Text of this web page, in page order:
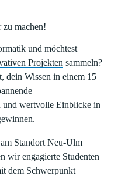
machen!
und möchtest
Projekten sammeln?
dein Wissen in einem 15
und wertvolle Einblicke in
Standort Neu-Ulm
wir engagierte Studenten
dem Schwerpunkt